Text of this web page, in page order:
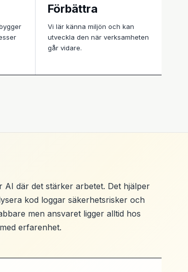
Förbättra
Vi lär känna miljön och kan
utveckla den när verksamheten
går vidare.
AI där det stärker arbetet. Det hjälper
kod loggar säkerhetsrisker och
men ansvaret ligger alltid hos
erfarenhet.